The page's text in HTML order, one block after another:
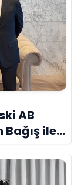
AB
Bağış ile